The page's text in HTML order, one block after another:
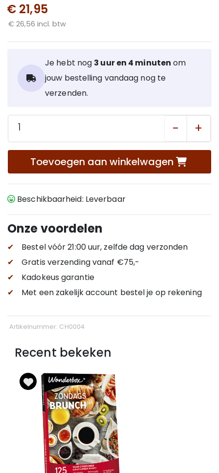
Productkenmerken
1x Fuente Verde Tempranillo Garnacha 0,75l
1x Patatas Fritas Naturel 60g
1x Toast to Scoop Naturel 200g1x Knoflook aïolli 106ml
1x Olijvenmix 212ml
€ 21,95
€ 26,56 incl. btw
Je hebt nog 3 uur en 4 minuten om
jouw bestelling vandaag nog te
verzenden.
- +
Toevoegen aan winkelwagen
Beschikbaarheid: Leverbaar
Onze voordelen
✔
Bestel vóór 21:00 uur, zelfde dag verzonden
✔
Gratis verzendingvanaf €75,-
✔
Kadokeus garantie
✔
Met een zakelijk account bestel je op rekening
Artikelnummer: CH0004
Recent bekeken